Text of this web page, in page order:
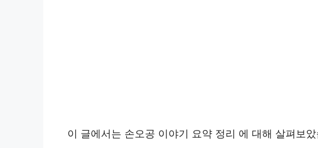
이 글에서는 손오공 이야기 요약 정리 에 대해 살펴보